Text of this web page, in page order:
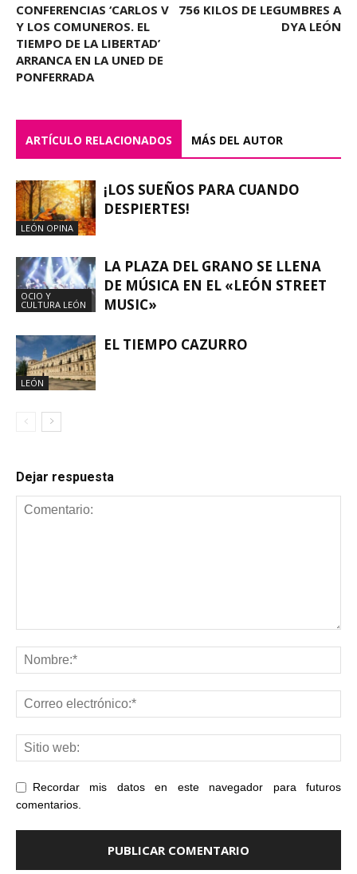
CONFERENCIAS ‘CARLOS V
Y LOS COMUNEROS. EL
TIEMPO DE LA LIBERTAD’
ARRANCA EN LA UNED DE
PONFERRADA
756 KILOS DE LEGUMBRES A
DYA LEÓN
ARTÍCULO RELACIONADOS MÁS DEL AUTOR
LEÓN OPINA
¡LOS SUEÑOS PARA CUANDO
DESPIERTES!
OCIO Y
CULTURA LEÓN
LA PLAZA DEL GRANO SE LLENA
DE MÚSICA EN EL «LEÓN STREET
MUSIC»
LEÓN
EL TIEMPO CAZURRO
Dejar respuesta
Recordar mis datos en este navegador para futuros
comentarios.